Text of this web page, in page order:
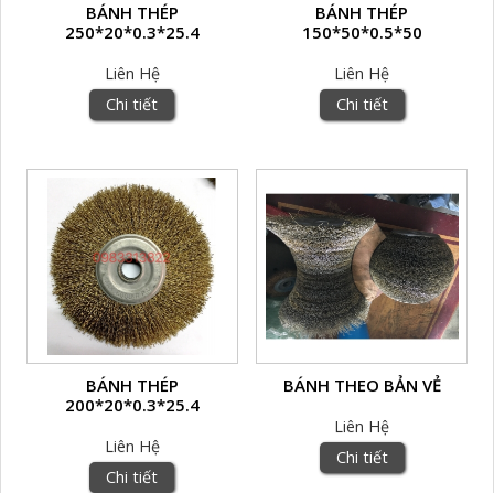
BÁNH THÉP
250*20*0.3*25.4
Liên Hệ
Chi tiết
BÁNH THÉP
150*50*0.5*50
Liên Hệ
Chi tiết
BÁNH THÉP
200*20*0.3*25.4
Liên Hệ
Chi tiết
BÁNH THEO BẢN VẺ
Liên Hệ
Chi tiết